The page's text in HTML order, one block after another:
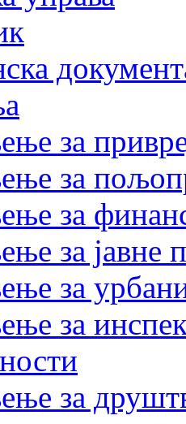
за
за
за
за јавне
за
за
за